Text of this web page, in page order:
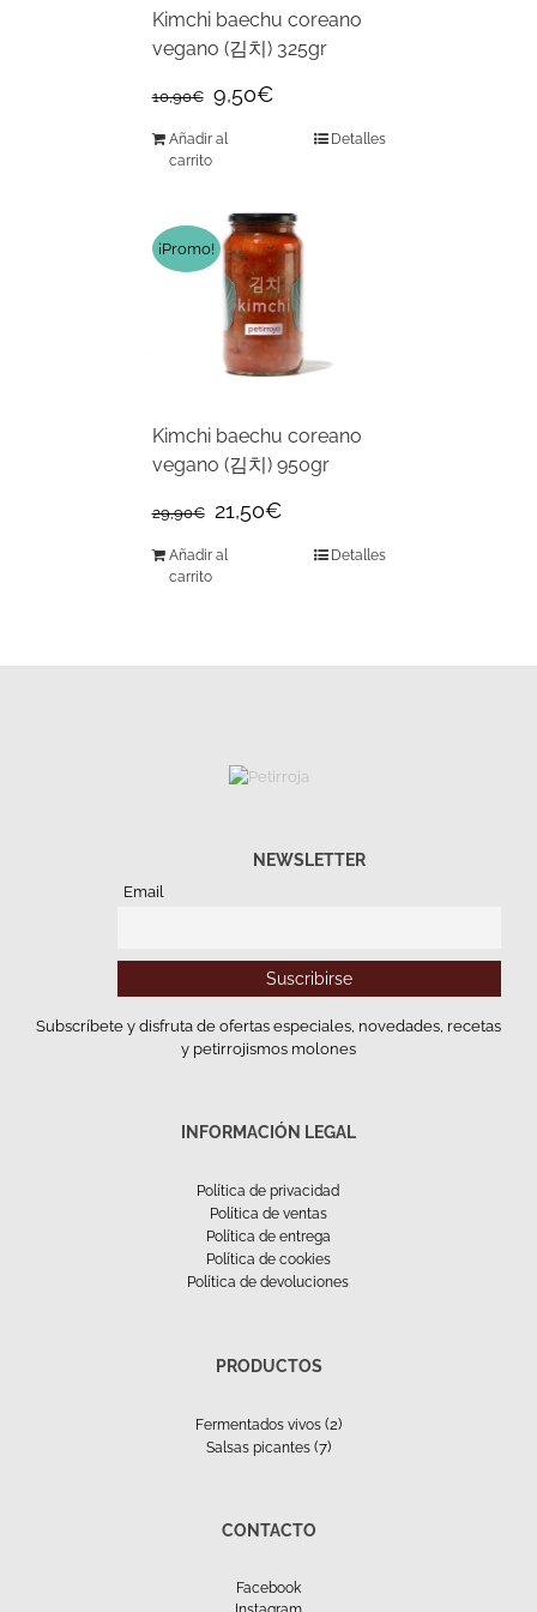
Kimchi baechu coreano
vegano (김치) 325gr
10,90€ 9,50€
Añadir al
carrito
Detalles
¡Promo!
Kimchi baechu coreano
vegano (김치) 950gr
29,90€ 21,50€
Añadir al
carrito
Detalles
NEWSLETTER
Email
Subscríbete y disfruta de ofertas especiales, novedades, recetas
y petirrojismos molones
INFORMACIÓN LEGAL
Política de privacidad
Política de ventas
Política de entrega
Política de cookies
Política de devoluciones
PRODUCTOS
Fermentados vivos (2)
Salsas picantes (7)
CONTACTO
Facebook